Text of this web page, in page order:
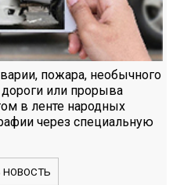
пожара, необычного
дороги или прорыва
в ленте народных
через специальную